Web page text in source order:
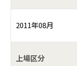
2011年08月
上場区分